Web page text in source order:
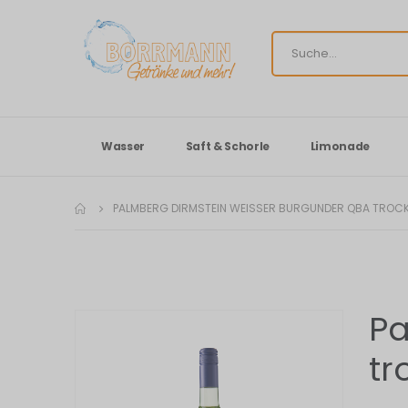
Wasser Saft & Schorle Limonade
PALMBERG DIRMSTEIN WEISSER BURGUNDER QBA